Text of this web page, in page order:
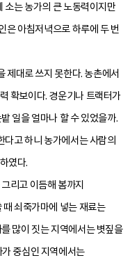
소는 농가의 큰 노동력이지만
은 아침저녁으로 하루에 두 번
제대로 쓰지 못한다. 농촌에서
확보이다. 경운기나 트랙터가
일을 얼마나 할 수 있었을까.
다고 하니 농가에서는 사람의
였다.
리고 이듬해 봄까지
쇠죽가마에 넣는 재료는
많이 짓는 지역에서는 볏짚을
중심인 지역에서는